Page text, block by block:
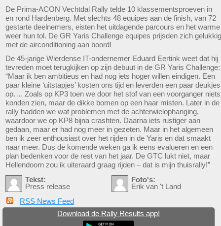
De Prima-ACON Vechtdal Rally telde 10 klassementsproeven in
en rond Hardenberg. Met slechts 48 equipes aan de finish, van 72
gestarte deelnemers, eisten het uitdagende parcours en het warme
weer hun tol. De GR Yaris Challenge equipes prijsden zich gelukkig
met de airconditioning aan boord!
De 45-jarige Wierdense IT-ondernemer Eduard Eertink weet dat hij
tevreden moet terugkijken op zijn debuut in de GR Yaris Challenge:
“Maar ik ben ambitieus en had nog iets hoger willen eindigen. Een
paar kleine ‘uitstapjes’ kosten ons tijd en leverden een paar deukjes
op…. Zoals op KP3 toen we door het stof van een voorganger niets
konden zien, maar de dikke bomen op een haar misten. Later in de
rally hadden we wat problemen met de achterwielophanging,
waardoor we op KP8 bijna crashten. Daarna iets rustiger aan
gedaan, maar er had nog meer in gezeten. Maar in het algemeen
ben ik zeer enthousiast over het rijden in de Yaris en dat smaakt
naar meer. Dus de komende weken ga ik eens evalueren en een
plan bedenken voor de rest van het jaar. De GTC lukt niet, maar
Hellendoorn zou ik uiteraard graag rijden – dat is mijn thuisrally!”
Tekst:
Press release
Foto's:
Erik van 't Land
RSS News Feed
Download de Rally Results app!